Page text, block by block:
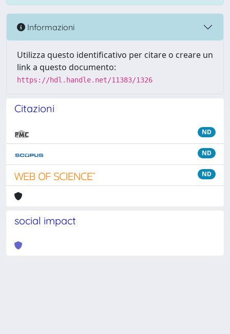
Informazioni
Utilizza questo identificativo per citare o creare un
link a questo documento:
https://hdl.handle.net/11383/1326
Citazioni
ND
ND
ND
social impact